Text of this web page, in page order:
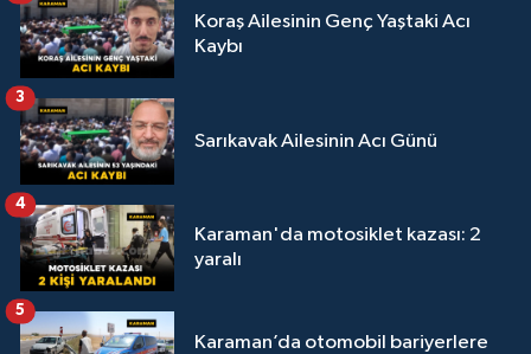
Koraş Ailesinin Genç Yaştaki Acı
Kaybı
Sarıkavak Ailesinin Acı Günü
3
Karaman'da motosiklet kazası: 2
yaralı
4
Karaman’da otomobil bariyerlere
5